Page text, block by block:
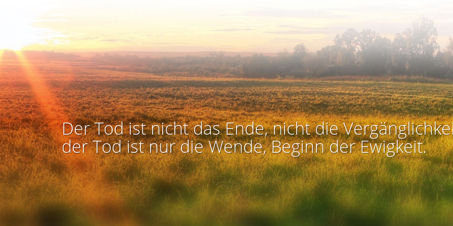
Der Tod ist nicht das Ende, nicht die
der Tod ist nur die Wende, Beginn der Ewigkeit.